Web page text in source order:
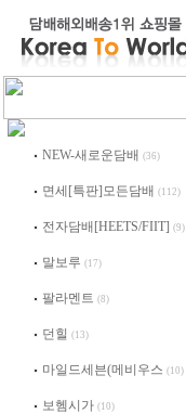
NEW-새로운담배 (36)
면세[특판]모든담배 (112)
전자담배[HEETS/FIIT] (9)
말보루 (17)
팔라멘트 (8)
던힐 (13)
마일드세븐(메비우스 (10)
보헴시가 (10)